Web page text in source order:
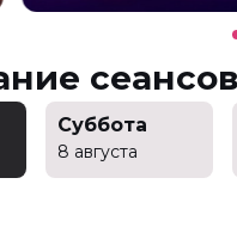
сеансов
Суббота
8 августа